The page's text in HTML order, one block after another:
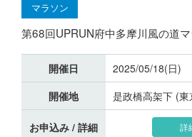
マラソン
第68回UPRUN府中多摩川風の道
開催日
2025/05/18(日)
開催地
是政橋高架下 (東
お申込み / 詳細 詳